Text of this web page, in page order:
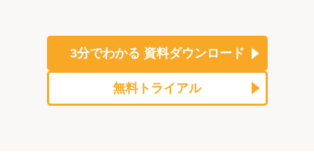
3分でわかる 資料ダウンロード
無料トライアル